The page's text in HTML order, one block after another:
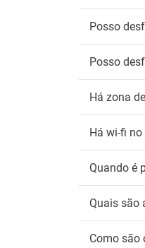
Posso
Posso
Há zona
Há wi-fi
Quando é
Quais são
Como são